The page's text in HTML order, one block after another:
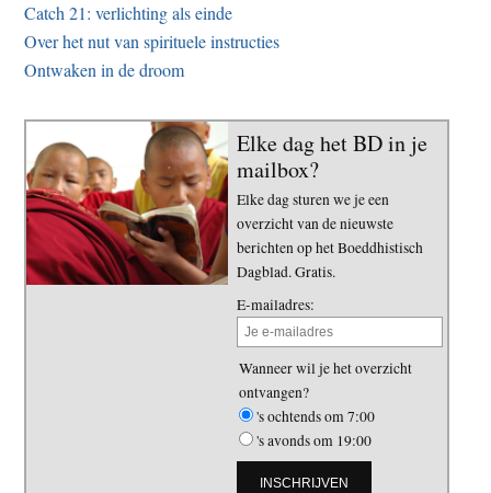
Catch 21: verlichting als einde
Over het nut van spirituele instructies
Ontwaken in de droom
Elke dag het BD in je
mailbox?
Elke dag sturen we je een
overzicht van de nieuwste
berichten op het Boeddhistisch
Dagblad. Gratis.
E-mailadres:
Wanneer wil je het overzicht
ontvangen?
's ochtends om 7:00
's avonds om 19:00